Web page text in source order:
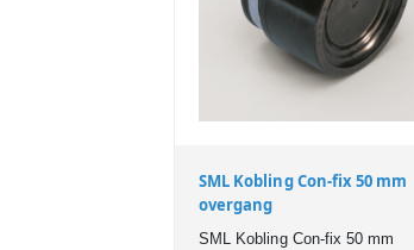
SML Kobling Con-fix 50 mm
overgang
SML Kobling Con-fix 50 mm